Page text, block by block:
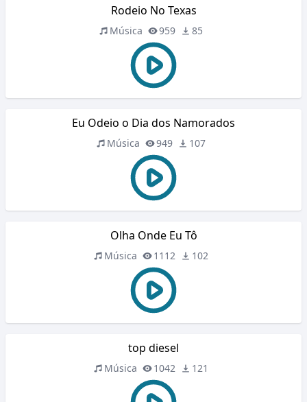
Rodeio No Texas
Música 959 85
Eu Odeio o Dia dos Namorados
Música 949 107
Olha Onde Eu Tô
Música 1112 102
top diesel
Música 1042 121